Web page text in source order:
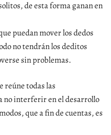
de esta forma ganan en
puedan mover los dedos
no tendrán los deditos
sin problemas.
reúne todas las
no interferir en el desarrollo
que a fin de cuentas, es